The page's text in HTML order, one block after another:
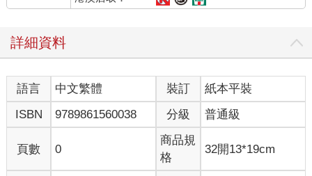
詳細資料
語言 中文繁體 裝訂
紙本平裝
ISBN
9789861560038 分級 普通級
頁數 0
商品規
格
32開13*19cm